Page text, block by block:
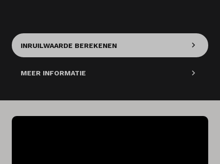
INRUILWAARDE BEREKENEN
MEER INFORMATIE